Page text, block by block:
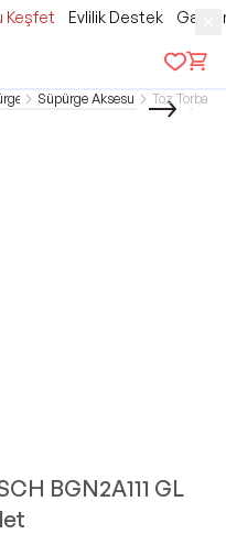
Keşfet Evlilik Destek
Süpürge AksesuarlarıToz Torbaları
BGN2A111 GL